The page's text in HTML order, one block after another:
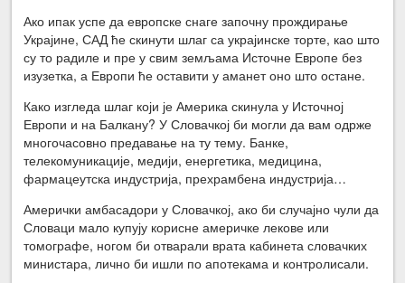
Ако ипак успе да европске снаге започну прождирање
Украјине, САД ће скинути шлаг са украјинске торте, као што
су то радиле и пре у свим земљама Источне Европе без
изузетка, а Европи ће оставити у аманет оно што остане.
Како изгледа шлаг који је Америка скинула у Источној
Европи и на Балкану? У Словачкој би могли да вам одрже
многочасовно предавање на ту тему. Банке,
телекомуникације, медији, енергетика, медицина,
фармацеутска индустрија, прехрамбена индустрија…
Амерички амбасадори у Словачкој, ако би случајно чули да
Словаци мало купују корисне америчке лекове или
томографе, ногом би отварали врата кабинета словачких
министара, лично би ишли по апотекама и контролисали.